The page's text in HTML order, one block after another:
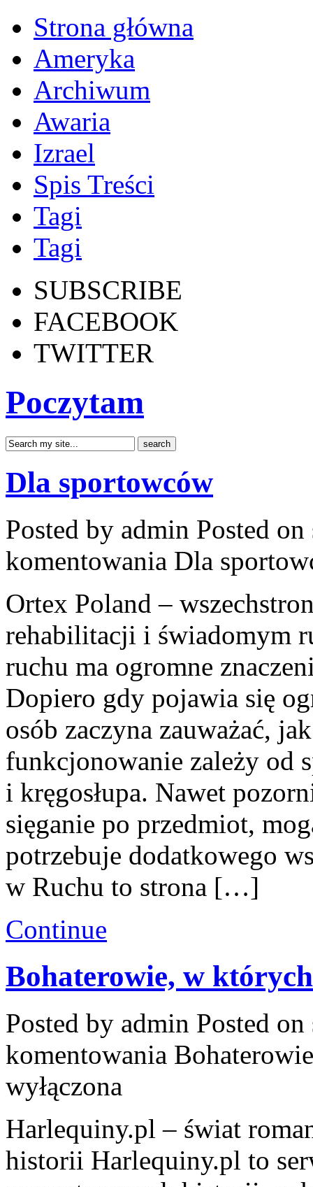
Strona główna
Ameryka
Archiwum
Awaria
Izrael
Spis Treści
Tagi
Tagi
SUBSCRIBE
FACEBOOK
TWITTER
Poczytam
Dla sportowców
Posted by admin Posted
komentowania Dla
Ortex Poland –
rehabilitacji i świadomym
ruchu ma ogromne
Dopiero gdy pojawia się
osób zaczyna zauważać,
funkcjonowanie zależy od
i kręgosłupa. Nawet
sięganie po przedmiot,
potrzebuje dodatkowego
w Ruchu to strona […]
Continue
Bohaterowie, w
Posted by admin Posted
komentowania
wyłączona
Harlequiny.pl – świat
historii Harlequiny.pl to